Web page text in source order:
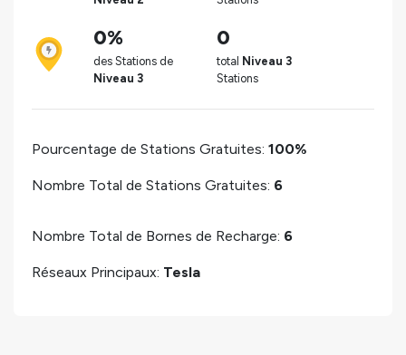
0%
des Stations de
Niveau 3
0
total Niveau 3
Stations
Pourcentage de Stations Gratuites: 100%
Nombre Total de Stations Gratuites: 6
Nombre Total de Bornes de Recharge: 6
Réseaux Principaux: Tesla